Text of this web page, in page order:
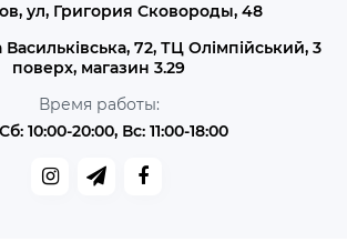
ул, Григория Сковороды, 48
72, ТЦ Олімпійський, 3
поверх, магазин 3.29
Время работы:
10:00-20:00, Вс: 11:00-18:00